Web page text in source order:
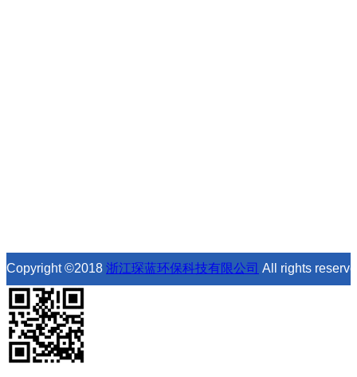
Copyright ©2018 浙江琛蓝环保科技有限公司 All rights